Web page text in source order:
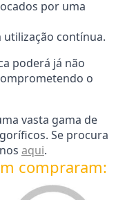
por uma
utilização contínua.
poderá já não
o
vasta gama de
Se procura
aqui.
compraram: